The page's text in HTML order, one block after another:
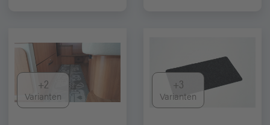
+2
Varianten
+3
Varianten